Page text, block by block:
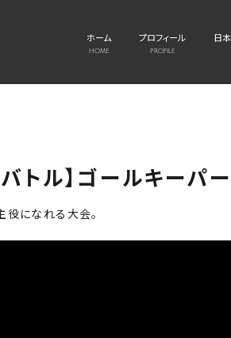
ホーム
HOME
プロフィール
PROFILE
日
トル】ゴールキーパ
になれる大会。